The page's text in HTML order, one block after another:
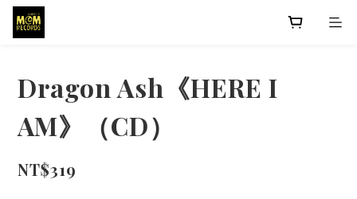
Dragon Ash《HERE I
AM》（CD）
NT$319